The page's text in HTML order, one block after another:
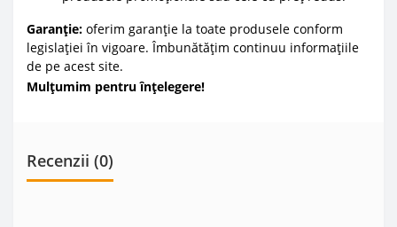
Garanție: oferim garanție la toate produsele conform
legislației în vigoare. Îmbunătățim continuu informațiile
de pe acest site.
Mulțumim pentru înțelegere!
Recenzii (0)